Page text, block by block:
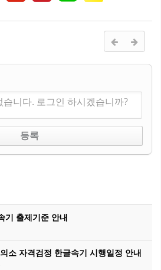
니다. 로그인 하시겠습니까?
기 출제기준 안내
소 자격검정 한글속기 시행일정 안내